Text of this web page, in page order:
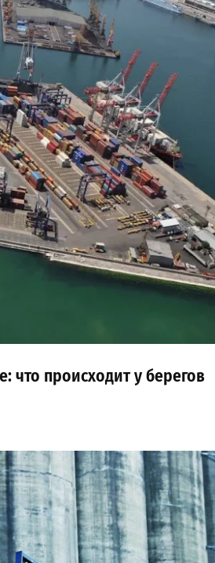
что происходит у берегов